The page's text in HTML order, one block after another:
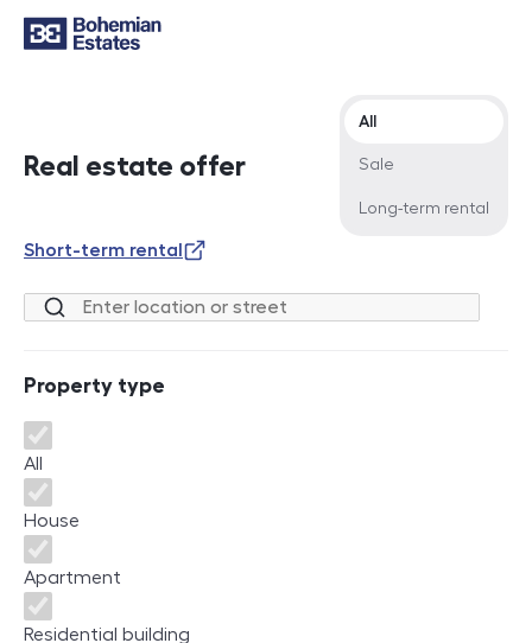
Real estate offer
Offer type
All
Sale
Long-term rental
Short-term rental
Location or street
Property type
Property type
All
House
Apartment
Residential building